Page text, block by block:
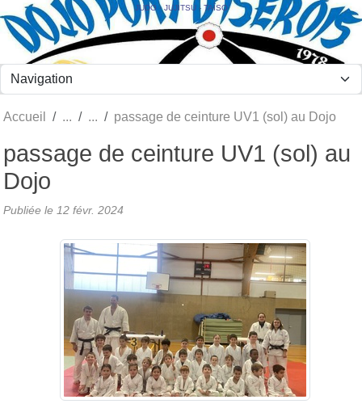
JUDO - JUJITSU - TAÏSO
Accueil passage de ceinture UV1 (sol) au Dojo
passage de ceinture UV1 (sol) au
Dojo
Publiée le 12 févr. 2024
Panneau de gestion des cookies